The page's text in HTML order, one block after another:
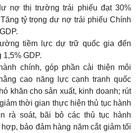
nợ thị trường trái phiếu đạt 30%
tỷ trọng dư nợ trái phiếu Chính
tiềm lực dự trữ quốc gia đến
1,5% GDP.
chính, góp phần cải thiện môi
cao năng lực cạnh tranh quốc
khăn cho sản xuất, kinh doanh; rút
thời gian thực hiện thủ tục hành
rà soát, bãi bỏ các thủ tục hành
bảo đảm hàng năm cắt giảm tối